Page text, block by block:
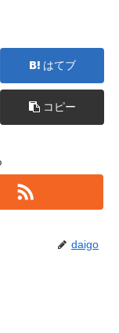
はてブ
コピー
daigo